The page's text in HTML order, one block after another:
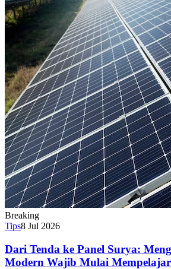
Breaking
Tips8 Jul 2026
Dari Tenda ke Panel Surya:
Modern Wajib Mulai